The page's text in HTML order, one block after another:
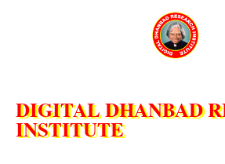
DIGITAL DHANBAD
INSTITUTE